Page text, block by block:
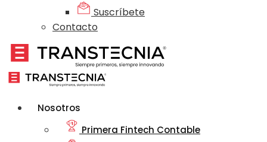
Suscríbete
Contacto
Nosotros
Primera Fintech Contable